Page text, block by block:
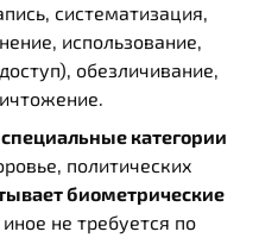
систематизация,
использование,
обезличивание,
категории
политических
биометрические
не требуется по